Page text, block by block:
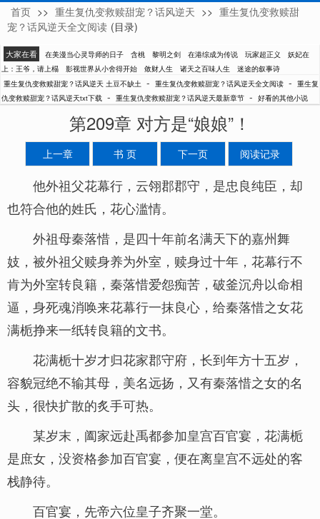
土豆不缺土
首页 >> 重生复仇变救赎甜宠？话风逆天 >> 重生复仇变救赎甜
宠？话风逆天全文阅读 (目录)
大家在看 在美漫当心灵导师的日子 含桃 黎明之剑 在港综成为传说 玩家超正义
妖妃在
上：王爷，请上榻
影视世界从小舍得开始 敛财人生 诸天之百味人生
迷途的叙事诗
重生复仇变救赎甜宠？话风逆天 土豆不缺土 - 重生复仇变救赎甜宠？话风逆天全文阅读 - 重生复
仇变救赎甜宠？话风逆天txt下载 - 重生复仇变救赎甜宠？话风逆天最新章节 - 好看的其他小说
第209章 对方是“娘娘”！
上一章 书 页 下一页 阅读记录
他外祖父花幕行，云翎郡郡守，是忠良纯臣，却
也符合他的姓氏，花心滥情。
外祖母秦落惜，是四十年前名满天下的嘉州舞
妓，被外祖父赎身养为外室，赎身过十年，花幕行不
肯为外室转良籍，秦落惜爱怨痴苦，破釜沉舟以命相
逼，身死魂消唤来花幕行一抹良心，给秦落惜之女花
满栀挣来一纸转良籍的文书。
花满栀十岁才归花家郡守府，长到年方十五岁，
容貌冠绝不输其母，美名远扬，又有秦落惜之女的名
头，很快扩散的炙手可热。
某岁末，阖家远赴禹都参加皇宫百官宴，花满栀
是庶女，没资格参加百官宴，便在离皇宫不远处的客
栈静待。
百官宴，先帝六位皇子齐聚一堂。